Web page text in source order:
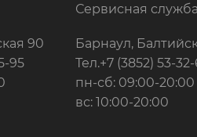
90
95
Сервисная
Барнаул,
Тел.+7 (3852) 53-
пн-сб: 09:00-20:00
вс: 10:00-20:00